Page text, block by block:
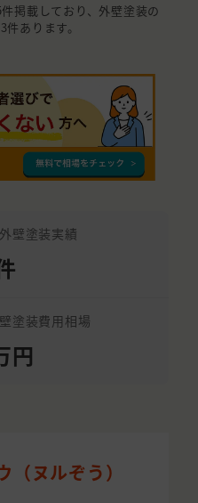
掲載しており、外壁塗装の
あります。
壁塗装実績
塗装費用相場
円
ヌルぞう）